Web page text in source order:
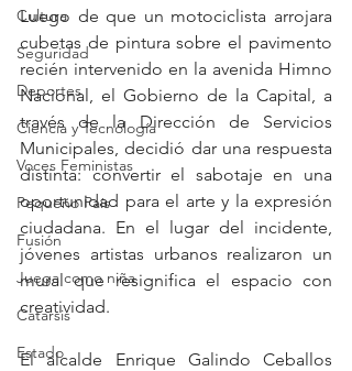
Cultura
Seguridad
Deportes
Ciencia y Tecnología
Voces Feministas
Pequeño País
Fusión
Juega como niña
Catarsis
Estado
Luego de que un motociclista arrojara
cubetas de pintura sobre el pavimento
recién intervenido en la avenida Himno
Nacional, el Gobierno de la Capital, a
través de la Dirección de Servicios
Municipales, decidió dar una respuesta
distinta: convertir el sabotaje en una
oportunidad para el arte y la expresión
ciudadana. En el lugar del incidente,
jóvenes artistas urbanos realizaron un
mural que resignifica el espacio con
creatividad.
El alcalde Enrique Galindo Ceballos